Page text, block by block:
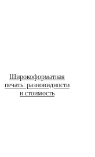
Широкоформатная
печать: разновидности
и стоимость